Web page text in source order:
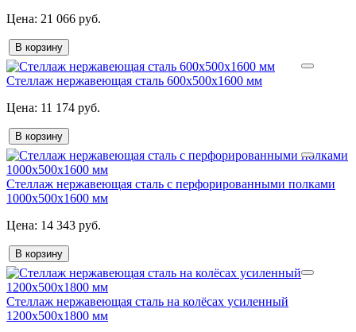
21 066 руб.
В корзину
Стеллаж нержавеющая сталь 600х500х1600 мм
11 174 руб.
В корзину
Стеллаж нержавеющая сталь с перфорированными полками
1000х500х1600 мм
14 343 руб.
В корзину
Стеллаж нержавеющая сталь на колёсах усиленный
1200х500х1800 мм